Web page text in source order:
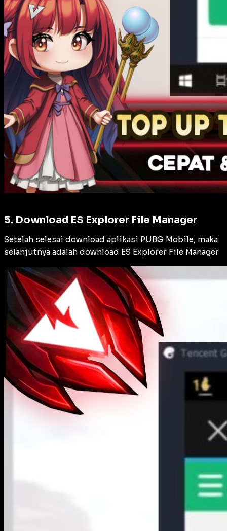
5. Download ES Explorer File Manager
Setelah selesai download aplikasi PUBG Mobile, maka
selanjutnya adalah download ES Explorer File Manager